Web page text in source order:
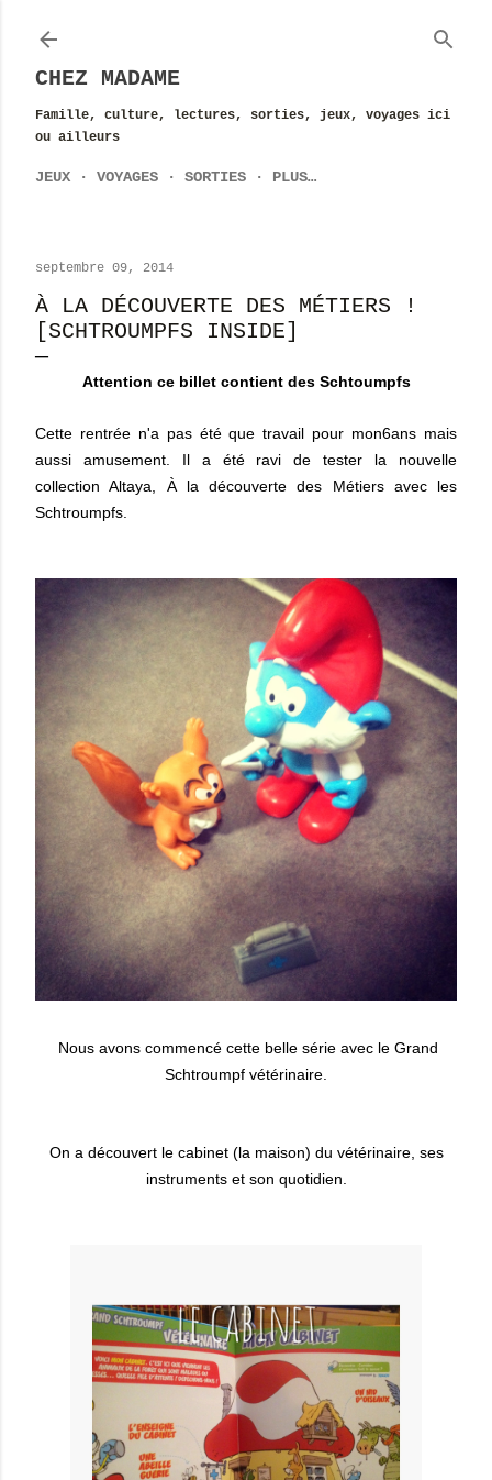
CHEZ MADAME
Famille, culture, lectures, sorties, jeux, voyages ici
ou ailleurs
JEUX VOYAGES SORTIES PLUS…
septembre 09, 2014
À LA DÉCOUVERTE DES MÉTIERS !
[SCHTROUMPFS INSIDE]
Attention ce billet contient des Schtoumpfs
Cette rentrée n'a pas été que travail pour mon6ans mais
aussi amusement. Il a été ravi de tester la nouvelle
collection Altaya, À la découverte des Métiers avec les
Schtroumpfs.
Nous avons commencé cette belle série avec le Grand
Schtroumpf vétérinaire.
On a découvert le cabinet (la maison) du vétérinaire, ses
instruments et son quotidien.